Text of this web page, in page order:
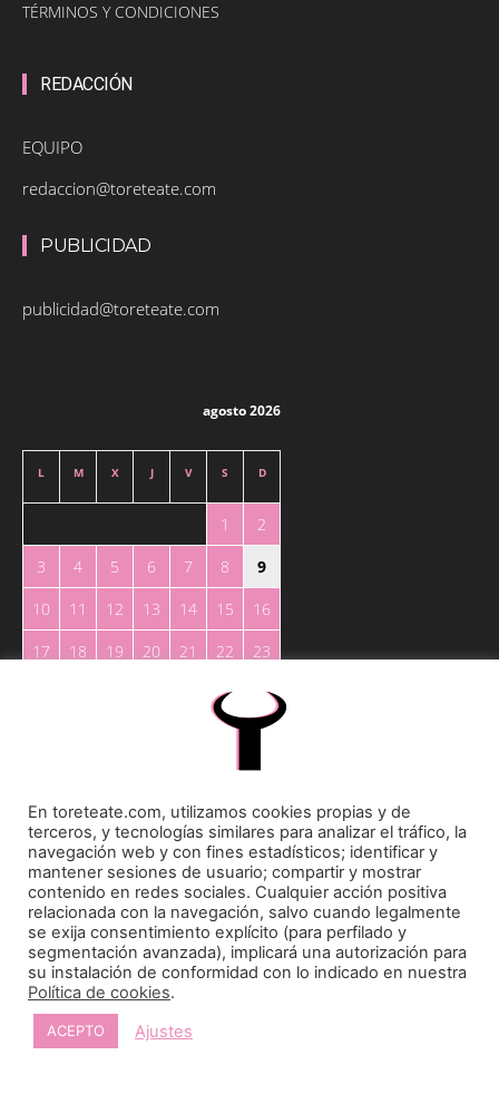
TÉRMINOS Y CONDICIONES
REDACCIÓN
EQUIPO
redaccion@toreteate.com
PUBLICIDAD
publicidad@toreteate.com
agosto 2026
L M X J V S D
1
2
3
4 5 6 7 8
9
10
11 12 13 14 15
16
17
18 19 20 21 22
23
29
30
Toreteate Ⓒ 2023. Todos los derechos reservados
Diseñado porWelow Marketing
Prohibida la reproducción y utilización total o parcial, por cualquier medio, sin autorización
En toreteate.com, utilizamos cookies propias y de
terceros, y tecnologías similares para analizar el tráfico, la
navegación web y con fines estadísticos; identificar y
mantener sesiones de usuario; compartir y mostrar
contenido en redes sociales. Cualquier acción positiva
relacionada con la navegación, salvo cuando legalmente
se exija consentimiento explícito (para perfilado y
segmentación avanzada), implicará una autorización para
su instalación de conformidad con lo indicado en nuestra
Política de cookies.
ACEPTO Ajustes